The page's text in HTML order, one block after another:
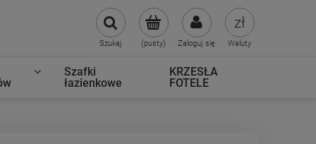
(pusty) Zaloguj się
Szukaj Waluty
Szafki
łazienkowe
KRZESŁA
FOTELE